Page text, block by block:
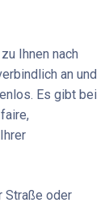
Ihnen nach
an und
Es gibt bei
Straße oder